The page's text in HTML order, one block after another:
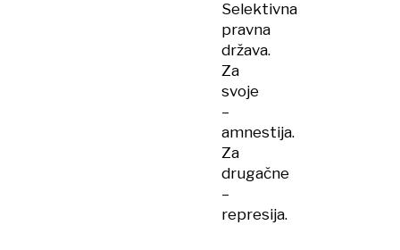
Selektivna
pravna
država.
Za
svoje
–
amnestija.
Za
drugačne
–
represija.